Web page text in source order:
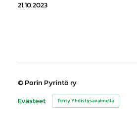
21.10.2023
©Porin Pyrintö ry
Evästeet
Tehty Yhdistysavaimella